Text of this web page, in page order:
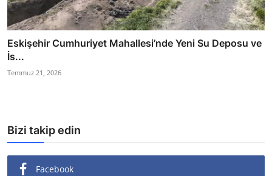
Eskişehir Cumhuriyet Mahallesi’nde Yeni Su Deposu ve
İs...
Temmuz 21, 2026
Bizi takip edin
Facebook